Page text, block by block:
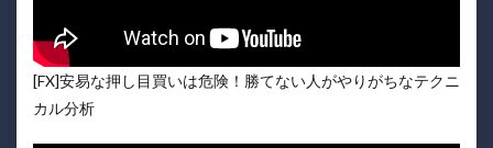
[FX]安易な押し目買いは危険！勝てない人がやりがちなテクニ
カル分析